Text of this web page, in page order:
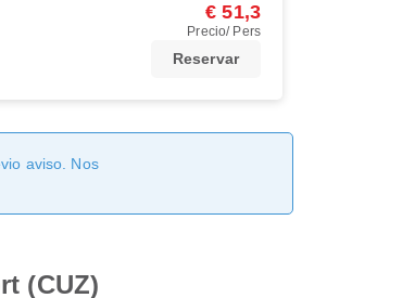
€ 51,3
Precio/ Pers
Reservar
aviso. Nos
(CUZ)